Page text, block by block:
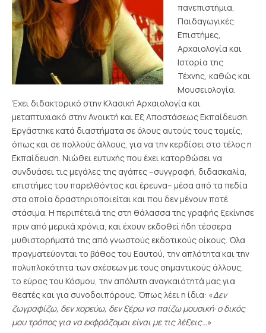
πανεπιστήμια,
Παιδαγωγικές
Επιστήμες,
Αρχαιολογία και
Ιστορία της
Τέχνης, καθώς και
Μουσειολογία.
Έχει διδακτορικό στην Κλασική Αρχαιολογία και
μεταπτυχιακό στην Ανοικτή και Εξ Αποστάσεως Εκπαίδευση.
Εργάστηκε κατά διαστήματα σε όλους αυτούς τους τομείς,
όπως και σε πολλούς άλλους, για να την κερδίσει στο τέλος η
Εκπαίδευση. Νιώθει ευτυχής που έχει κατορθώσει να
συνδυάσει τις μεγάλες της αγάπες –συγγραφή, διδασκαλία,
επιστήμες του παρελθόντος και έρευνα– μέσα από τα πεδία
στα οποία δραστηριοποιείται και που δεν μένουν ποτέ
στάσιμα. Η περιπέτειά της στη θάλασσα της γραφής ξεκίνησε
πριν από μερικά χρόνια, και έχουν εκδοθεί ήδη τέσσερα
μυθιστορήματά της από γνωστούς εκδοτικούς οίκους. Όλα
πραγματεύονται το βάθος του Εαυτού, την απλότητα και την
πολυπλοκότητα των σχέσεων με τους σημαντικούς άλλους,
το εύρος του Κόσμου, την απόλυτη αναγκαιότητά μας για
θεατές και για συνοδοιπόρους. Όπως λέει η ίδια: «Δεν
ζωγραφίζω, δεν χορεύω, δεν ξέρω να παίζω μουσική· ο δικός
μου τρόπος για να εκφράζομαι είναι με τις λέξεις…»